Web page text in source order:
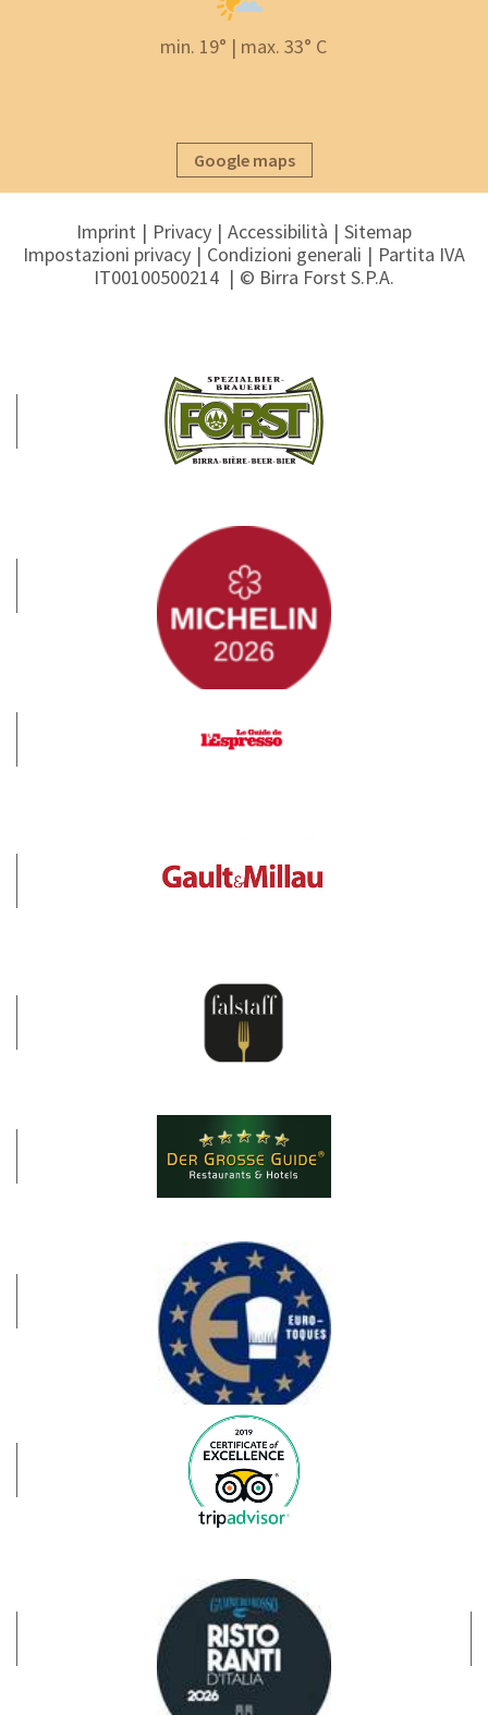
min. 19° | max. 33° C
Google maps
Imprint Privacy Accessibilità
Sitemap
Impostazioni privacy
Condizioni generali
Partita IVA
IT00100500214
© Birra Forst S.P.A.